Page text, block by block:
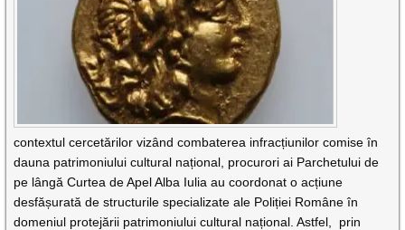
contextul cercetărilor vizând combaterea infracțiunilor comise în
dauna patrimoniului cultural național, procurori ai Parchetului de
pe lângă Curtea de Apel Alba Iulia au coordonat o acțiune
desfășurată de structurile specializate ale Poliției Române în
domeniul protejării patrimoniului cultural național. Astfel, prin